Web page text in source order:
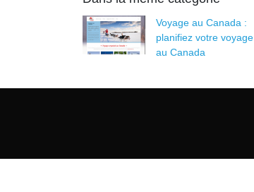
Voyage au Canada :
planifiez votre voyage
au Canada